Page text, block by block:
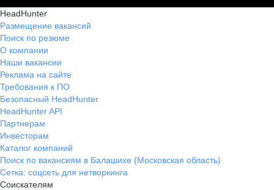
HeadHunter
Размещение вакансий
Поиск по резюме
О компании
Наши вакансии
Реклама на сайте
Требования к ПО
Безопасный HeadHunter
HeadHunter API
Партнерам
Инвесторам
Каталог компаний
Поиск по вакансиям в Балашихе (Московская область)
Сетка: соцсеть для нетворкинга
Соискателям